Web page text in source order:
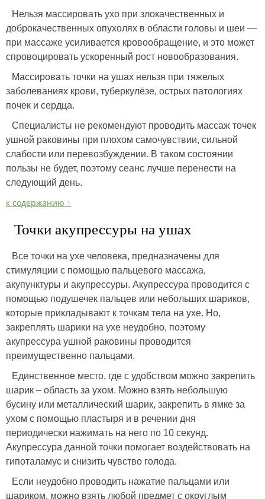
Нельзя массировать ухо при злокачественных и
доброкачественных опухолях в области головы и шеи —
при массаже усиливается кровообращение, и это может
спровоцировать ускоренный рост новообразования.
Массировать точки на ушах нельзя при тяжелых
заболеваниях крови, туберкулёзе, острых патологиях
почек и сердца.
Специалисты не рекомендуют проводить массаж точек
ушной раковины при плохом самочувствии, сильной
слабости или перевозбуждении. В таком состоянии
пользы не будет, поэтому сеанс лучше перенести на
следующий день.
к содержанию ↑
Точки акупрессуры на ушах
Все точки на ухе человека, предназначены для
стимуляции с помощью пальцевого массажа,
акупунктуры и акупрессуры. Акупрессура проводится с
помощью подушечек пальцев или небольших шариков,
которые прикладывают к точкам тела на ухе. Но,
закреплять шарики на ухе неудобно, поэтому
акупрессура ушной раковины проводится
преимущественно пальцами.
Единственное место, где с удобством можно закрепить
шарик – область за ухом. Можно взять небольшую
бусину или металлический шарик, закрепить в ямке за
ухом с помощью пластыря и в речении дня
периодически нажимать на него по 10 секунд.
Акупрессура данной точки помогает воздействовать на
гипоталамус и снизить чувство голода.
Если неудобно проводить нажатие пальцами или
шариком, можно взять любой предмет с округлым